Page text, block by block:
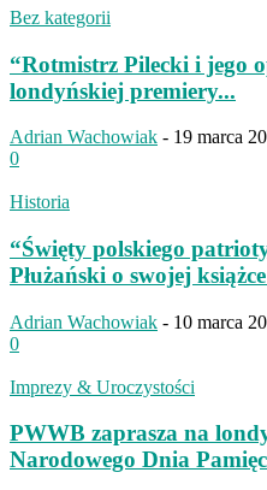
Bez kategorii
“Rotmistrz Pilecki i jego
londyńskiej premiery...
Adrian Wachowiak - 19 marca
0
Historia
“Święty polskiego
Płużański o swojej
Adrian Wachowiak - 10 marca
0
Imprezy & Uroczystości
PWWB zaprasza na
Narodowego Dnia